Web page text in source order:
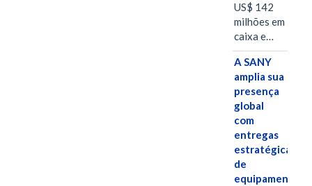
US$ 142
milhões em
caixa e…
A SANY
amplia sua
presença
global
com
entregas
estratégicas
de
equipamentos